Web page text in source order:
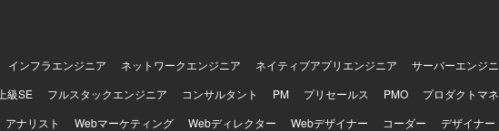
バークラスの両ポジションがあり、これまでの経験に応じた役割で参画することが
しない形でプロジェクトを推進していただきます。
インフラエンジニア ネットワークエンジニア ネイティブアプリエンジニア
サーバーエンジ
上級SE フルスタックエンジニア コンサルタント PM プリセールス PMO
プロダクトマ
アナリスト Webマーケティング Webディレクター Webデザイナー コーダー
デザイナー